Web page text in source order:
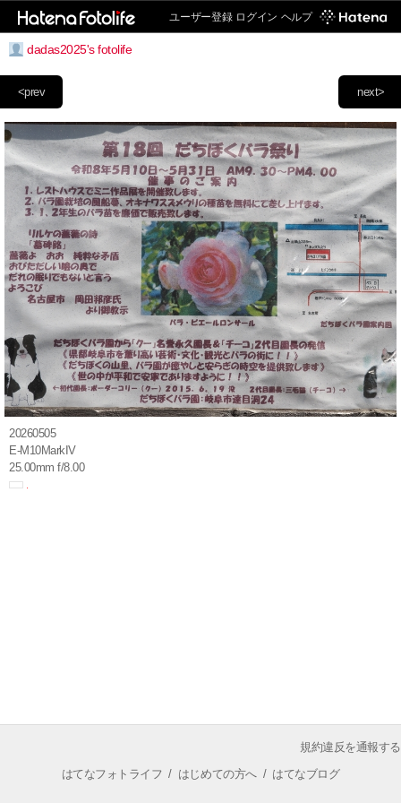
ユーザー登録 ログイン ヘルプ
dadas2025's fotolife
next>
<prev
20260505
E-M10MarkIV
25.00mm f/8.00
規約違反を通報する
はてなフォトライフ / はじめての方へ/ はてなブログ